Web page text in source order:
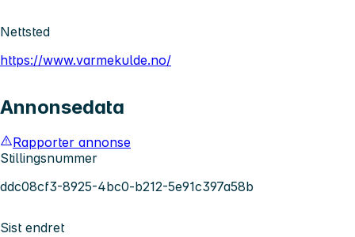
Nettsted
https://www.varmekulde.no/
Annonsedata
Rapporter annonse
Stillingsnummer
ddc08cf3-8925-4bc0-b212-5e91c397a58b
Sist endret